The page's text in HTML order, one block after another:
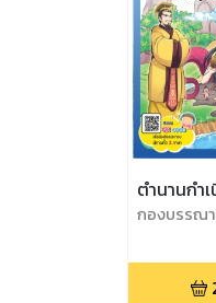
ตำนานกำ
กองบรรณา